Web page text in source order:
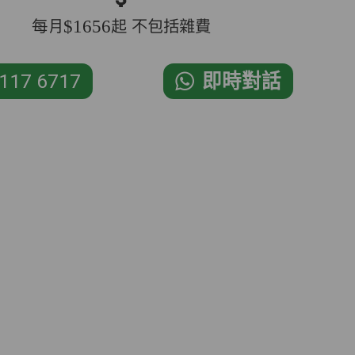
每月$1656起 不包括雜費
6717 即時對話